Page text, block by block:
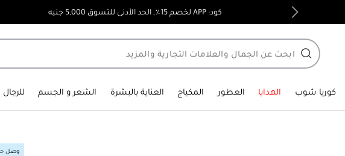
كود: APP لخصم 15٪, الحد الأدنى للتسوق 5,000 جنيه
كوريا شوب الهدايا العطور المكياج العناية بالبشرة الشعر و الجسم للرجال
وصل